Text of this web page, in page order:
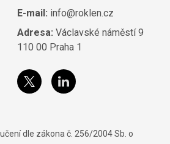
E-mail: info@roklen.cz
Adresa: Václavské náměstí 9
110 00 Praha 1
dle zákona č. 256/2004 Sb. o